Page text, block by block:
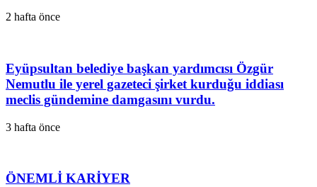
2 hafta önce
Eyüpsultan belediye başkan yardımcısı Özgür
Nemutlu ile yerel gazeteci şirket kurduğu iddiası
meclis gündemine damgasını vurdu.
3 hafta önce
ÖNEMLİ KARİYER